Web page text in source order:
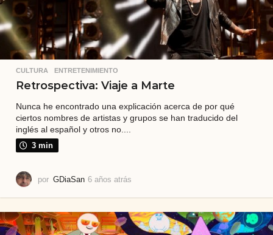
CULTURA ,ENTRETENIMIENTO
Retrospectiva: Viaje a Marte
Nunca he encontrado una explicación acerca de por qué
ciertos nombres de artistas y grupos se han traducido del
inglés al español y otros no....
3 min
por GDiaSan 6 años atrás
o
s